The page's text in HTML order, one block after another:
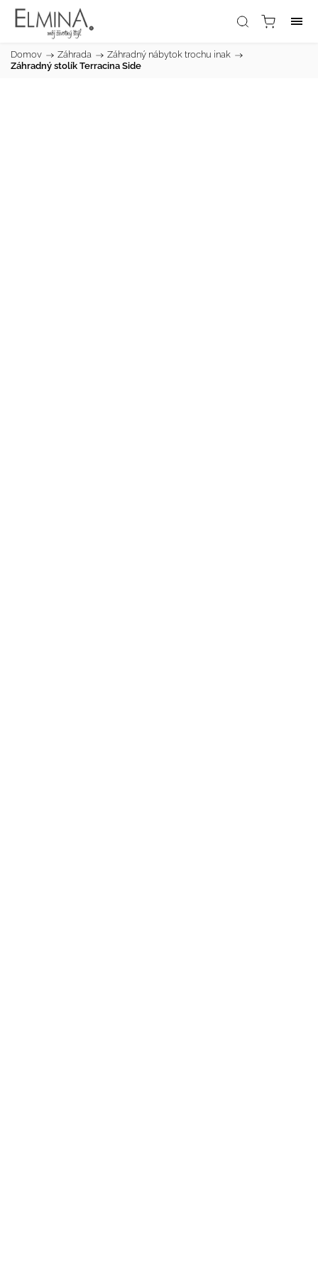
Domov / Záhrada / Záhradný nábytok trochu inak /
Záhradný stolík Terracina Side